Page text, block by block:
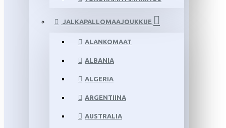
JALKAPALLOMAAJOUKKUE
ALANKOMAAT
ALBANIA
ALGERIA
ARGENTIINA
AUSTRALIA